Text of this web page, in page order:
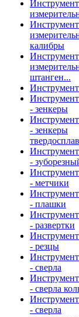
Инструмент
Инструмент
калибры
Инструмент
штанген...
- зенкеры
- зенкеры
-
- метчики
- плашки
- развертки
- резцы
- сверла
- сверла
- сверла